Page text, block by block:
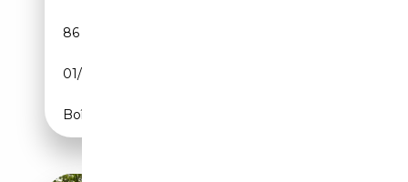
86 059 km
01/1959
Boîte manuelle